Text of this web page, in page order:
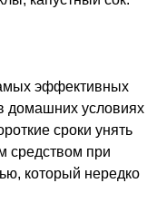
эффективных
домашних условиях
сроки унять
средством при
который нередко